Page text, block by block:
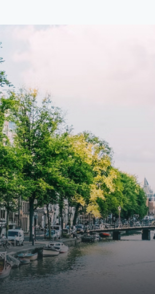
van €107,50 per maand is dit een
woonkamer met open keuken,
samen goed voor 44 m² aan
leefruimte. De lichte woonkamer
biedt genoeg ruimte voor een
gezellige zithoek én een stijlvolle
eethoek. De keuken is van alle
gemakken voorzien, perfect voor het
bereiden van heerlijke maaltijden.
Vanuit de woonkamer stap je zo het
balkon op, waar je kunt genieten
van een prachtig uitzicht en een
moment van rust. De woning
beschikt over twee comfortabele
slaapkamers van respectievelijk 12,1
m² en 8 m². Beide kamers bieden tal
van mogelijkheden, zoals een fijne
werkplek, een logeerkamer of een